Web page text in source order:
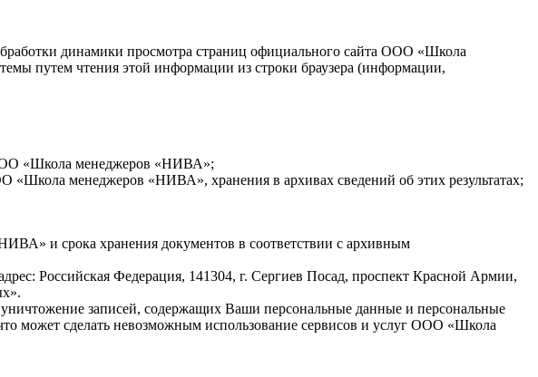
динамики просмотра страниц официального сайта ООО «Школа
путем чтения этой информации из строки браузера (информации,
ООО «Школа менеджеров «НИВА»;
«Школа менеджеров «НИВА», хранения в архивах сведений об этих результатах;
и срока хранения документов в соответствии с архивным
Российская Федерация, 141304, г. Сергиев Посад, проспект Красной Армии,
записей, содержащих Ваши персональные данные и персональные
может сделать невозможным использование сервисов и услуг ООО «Школа